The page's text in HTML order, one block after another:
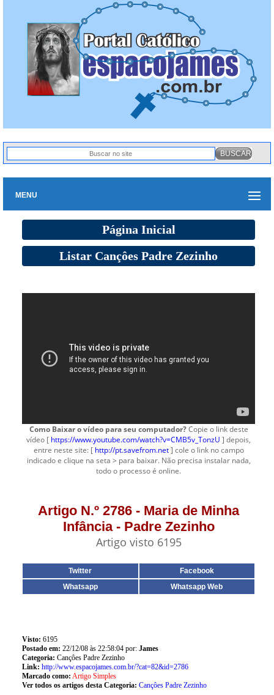
MENU
Página Inicial
Listar Cançôes Padre Zezinho
Como Baixar o vídeo para seu computador?Copie o link deste
vídeo [ https://www.youtube.com/watch?v=CMB5v_TonzU ] depois,
entre neste site: [ http://pt.savefrom.net] cole o link no campo
indicado e clique na seta > para baixar. Não precisa instalar nada,
todo o processo é online.
Artigo N.º 2786 - Maria de Minha
Infância - Padre Zezinho
Artigo visto 6195
Twitter
Facebook
Whatsapp
Whatsapp Web
Visto: 6195
Postado em: 22/12/08 às 22:58:04 por: James
Categoria: Cançôes Padre Zezinho
Link: http://www.espacojames.com.br/?cat=82&id=2786
Marcado como: Artigo Simples
Ver todos os artigos desta Categoria: Cançôes Padre Zezinho